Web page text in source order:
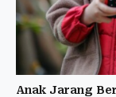
Anak Jarang